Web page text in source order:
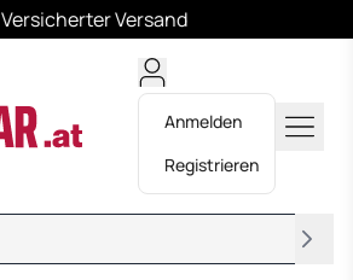
Versicherter Versand
Anmelden
Registrieren